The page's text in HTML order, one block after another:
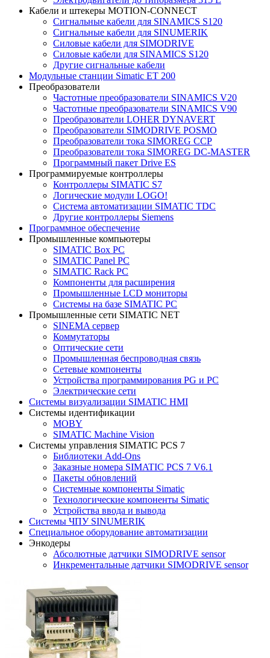
Кабели и штекеры MOTION-CONNECT
Сигнальные кабели для SINAMICS S120
Сигнальные кабели для SINUMERIK
Силовые кабели для SIMODRIVE
Силовые кабели для SINAMICS S120
Другие сигнальные кабели
Модульные станции Simatic ET 200
Преобразователи
Частотные преобразователи SINAMICS V20
Частотные преобразователи SINAMICS V90
Преобразователи LOHER DYNAVERT
Преобразователи SIMODRIVE POSMO
Преобразователи тока SIMOREG CCP
Преобразователи тока SIMOREG DC-MASTER
Программный пакет Drive ES
Программируемые контроллеры
Контроллеры SIMATIC S7
Логические модули LOGO!
Система автоматизации SIMATIC TDC
Другие контроллеры Siemens
Программное обеспечение
Промышленные компьютеры
SIMATIC Box PC
SIMATIC Panel PС
SIMATIC Rack PC
Компоненты для расширения
Промышленные LCD мониторы
Системы на базе SIMATIC PC
Промышленные сети SIMATIC NET
SINEMA сервер
Коммутаторы
Оптические сети
Промышленная беспроводная связь
Сетевые компоненты
Устройства программирования PG и PC
Электрические сети
Системы визуализации SIMATIC HMI
Системы идентификации
MOBY
SIMATIC Machine Vision
Системы управления SIMATIC PCS 7
Библиотеки Add-Ons
Заказные номера SIMATIC PCS 7 V6.1
Пакеты обновлений
Системные компоненты Simatic
Технологические компоненты Simatic
Устройства ввода и вывода
Системы ЧПУ SINUMERIK
Специальное оборудование автоматизации
Энкодеры
Абсолютные датчики SIMODRIVE sensor
Инкрементальные датчики SIMODRIVE sensor